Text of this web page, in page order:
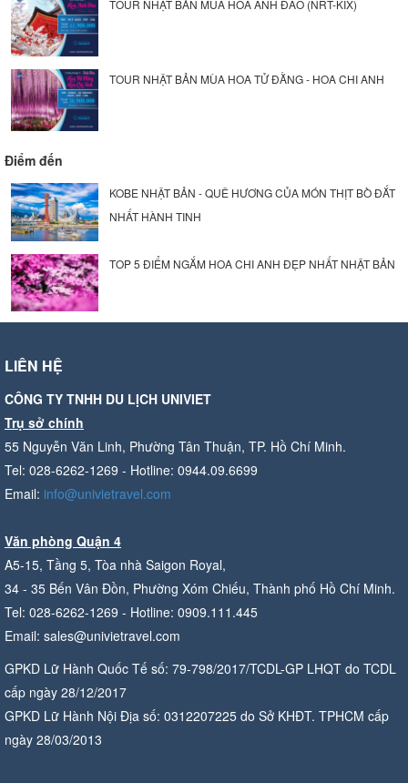
TOUR NHẬT BẢN MÙA HOA ANH ĐÀO (NRT-KIX)
TOUR NHẬT BẢN MÙA HOA TỬ ĐẰNG - HOA CHI ANH
Điểm đến
KOBE NHẬT BẢN - QUÊ HƯƠNG CỦA MÓN THỊT BÒ ĐẮT
NHẤT HÀNH TINH
TOP 5 ĐIỂM NGẮM HOA CHI ANH ĐẸP NHẤT NHẬT BẢN
LIÊN HỆ
CÔNG TY TNHH DU LỊCH UNIVIET
Trụ sở chính
55 Nguyễn Văn Linh, Phường Tân Thuận, TP. Hồ Chí Minh.
Tel: 028-6262-1269 - Hotline: 0944.09.6699
Email: info@univietravel.com
Văn phòng Quận 4
A5-15, Tầng 5, Tòa nhà Saigon Royal,
34 - 35 Bến Vân Đồn, Phường Xóm Chiếu, Thành phố Hồ Chí Minh.
Tel: 028-6262-1269 - Hotline: 0909.111.445
Email: sales@univietravel.com
GPKD Lữ Hành Quốc Tế số: 79-798/2017/TCDL-GP LHQT do TCDL
cấp ngày 28/12/2017
GPKD Lữ Hành Nội Địa số: 0312207225 do Sở KHĐT. TPHCM cấp
ngày 28/03/2013